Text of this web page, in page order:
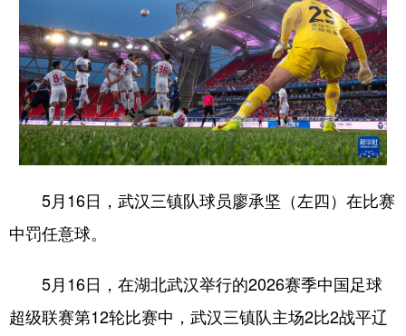
书画 健康 军事
访谈 视频 图片 政务
法律 中央文件 金融 汽车
食品 人居 信息化 数字经济
学术中国 乡村振兴 银龄 溯源中国
城市 旅游 能源 会展
彩票
公益 一带一路 亚太网 上市公司
文化产业
5月16日，武汉三镇队球员廖承坚（左四）在比赛
中罚任意球。
5月16日，在湖北武汉举行的2026赛季中国足球
超级联赛第12轮比赛中，武汉三镇队主场2比2战平辽